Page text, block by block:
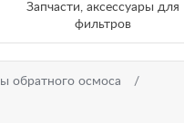
Запчасти, аксессуары для
фильтров
обратного осмоса